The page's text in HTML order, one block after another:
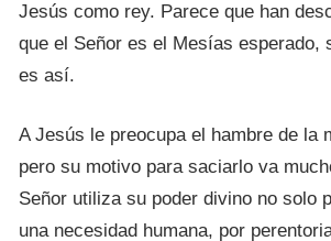
Jesús como rey. Parece que han
que el Señor es el Mesías esperado,
es así.
A Jesús le preocupa el hambre de la
pero su motivo para saciarlo va
Señor utiliza su poder divino no solo
una necesidad humana, por